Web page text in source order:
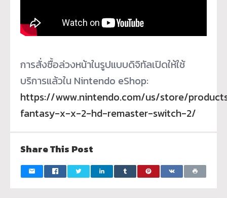
การสั่งซื้อล่วงหน้าในรูปแบบดิจิทัลเปิดให้ใช้
บริการแล้วใน Nintendo eShop:
https://www.nintendo.com/us/store/
fantasy-x-x-2-hd-remaster-switch-2/
Share This Post